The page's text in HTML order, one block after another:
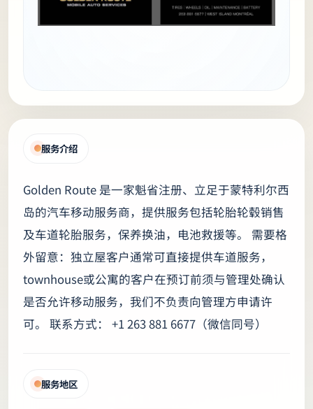
服务介绍
Golden Route 是一家魁省注册、立足于蒙特利尔西
岛的汽车移动服务商，提供服务包括轮胎轮毂销售
及车道轮胎服务，保养换油，电池救援等。 需要格
外留意：独立屋客户通常可直接提供车道服务，
townhouse或公寓的客户在预订前须与管理处确认
是否允许移动服务，我们不负责向管理方申请许
可。 联系方式： +1 263 881 6677（微信同号）
服务地区